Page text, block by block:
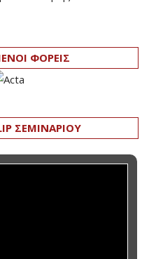
ΦΟΡΕΙΣ
ΣΕΜΙΝΑΡΙΟΥ